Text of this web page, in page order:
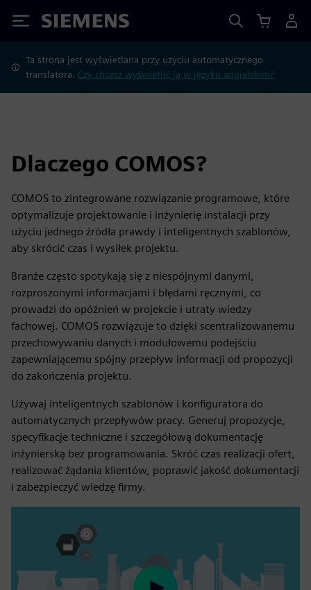
Siemens
Ta strona jest wyświetlana przy użyciu automatycznego
translatora. Czy chcesz wyświetlić ją w języku angielskim?
Dlaczego COMOS?
COMOS to zintegrowane rozwiązanie programowe, które
optymalizuje projektowanie i inżynierię instalacji przy
użyciu jednego źródła prawdy i inteligentnych szablonów,
aby skrócić czas i wysiłek projektu.
Branże często spotykają się z niespójnymi danymi,
rozproszonymi informacjami i błędami ręcznymi, co
prowadzi do opóźnień w projekcie i utraty wiedzy
fachowej. COMOS rozwiązuje to dzięki scentralizowanemu
przechowywaniu danych i modułowemu podejściu
zapewniającemu spójny przepływ informacji od propozycji
do zakończenia projektu.
Używaj inteligentnych szablonów i konfiguratora do
automatycznych przepływów pracy. Generuj propozycje,
specyfikacje techniczne i szczegółową dokumentację
inżynierską bez programowania. Skróć czas realizacji ofert,
realizować żądania klientów, poprawić jakość dokumentacji
i zabezpieczyć wiedzę firmy.